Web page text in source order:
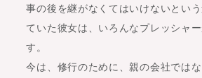
事の後を継がなくてはいけないとい
ていた彼女は、いろんなプレッシャ
す。
今は、修行のために、親の会社では